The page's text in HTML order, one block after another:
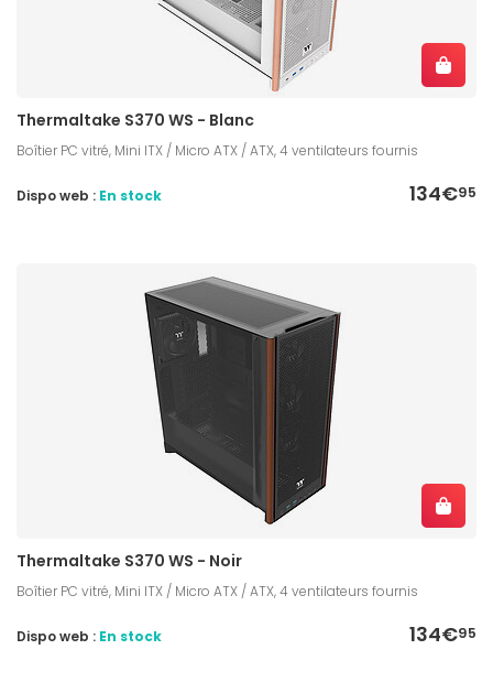
Thermaltake S370 WS - Blanc
Boîtier PC vitré, Mini ITX / Micro ATX / ATX, 4 ventilateurs fournis
134€95
Dispo web : En stock
Thermaltake S370 WS - Noir
Boîtier PC vitré, Mini ITX / Micro ATX / ATX, 4 ventilateurs fournis
134€95
Dispo web : En stock